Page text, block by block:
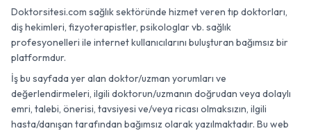
Doktorsitesi.com sağlık sektöründe hizmet veren tıp doktorları,
diş hekimleri, fizyoterapistler, psikologlar vb. sağlık
profesyonelleri ile internet kullanıcılarını buluşturan bağımsız bir
platformdur.
İş bu sayfada yer alan doktor/uzman yorumları ve
değerlendirmeleri, ilgili doktorun/uzmanın doğrudan veya dolaylı
emri, talebi, önerisi, tavsiyesi ve/veya ricası olmaksızın, ilgili
hasta/danışan tarafından bağımsız olarak yazılmaktadır. Bu web